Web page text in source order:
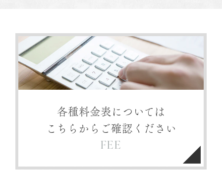
各種料金表については
こちらからご確認ください
FEE